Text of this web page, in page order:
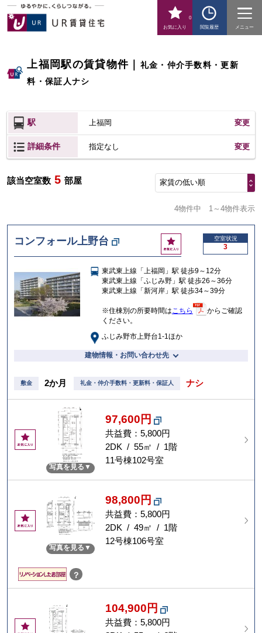
お気に入り
0
閲覧履歴
メニュー
上福岡駅の賃貸物件
礼金・仲介手数料・更新
料・保証人ナシ
駅 上福岡 変更
詳細条件 指定なし 変更
該当空室数 5 部屋 家賃の低い順
4物件中 1～4物件表示
コンフォール上野台
お
気
入
り
空室状況
3
東武東上線「上福岡」駅 徒歩9～12分
東武東上線「ふじみ野」駅 徒歩26～36分
東武東上線「新河岸」駅 徒歩34～39分
※住棟別の所要時間はこちら
からご確認
ください。
ふじみ野市上野台1-1ほか
建物情報・お問い合わせ先
敷金 2か月 礼金・仲介手数料・更新料・保証人 ナシ
お
気
り
写真を見る
97,600円
共益費：5,800円
2DK / 55㎡ / 1階
11号棟102号室
お
気
写真を見る
98,800円
共益費：5,800円
2DK / 49㎡ / 1階
12号棟106号室
？
お
104,900円
共益費：5,800円